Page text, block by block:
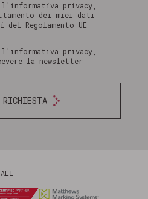
l'informativa privacy,
dei miei dati
Regolamento UE
l'informativa privacy,
la newsletter